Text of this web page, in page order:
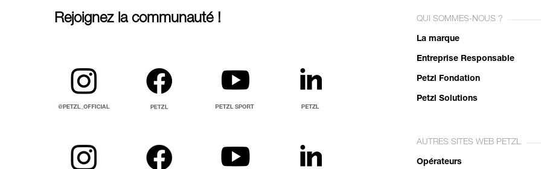
Rejoignez la communauté ! QUI SOMMES-NOUS ?
La marque
Entreprise Responsable
Petzl Fondation
Petzl Solutions
AUTRES SITES WEB PETZL
Opérateurs